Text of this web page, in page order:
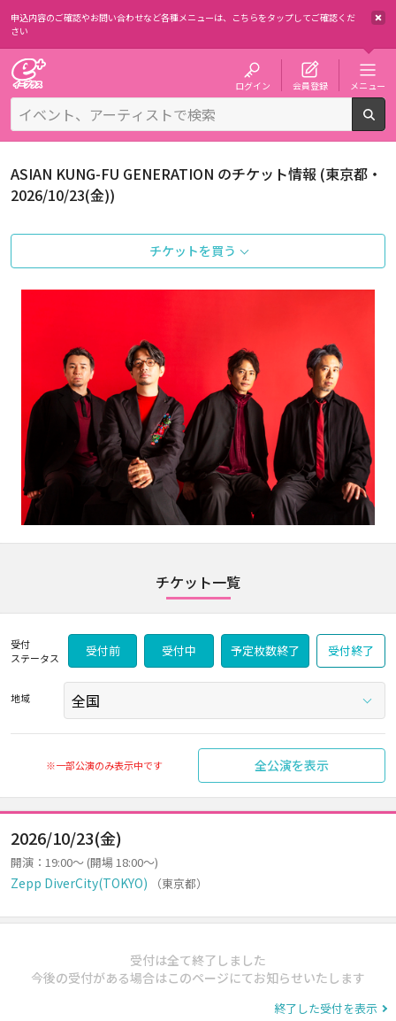
申込内容のご確認やお問い合わせなど各種メニューは、 こちらをタップしてご確認くだ
さい
ログイン 会員登録 メニュー
ASIAN KUNG-FU GENERATION のチケット情報 (東京都・
2026/10/23(金))
チケットを買う
チケット一覧
受付
ステータス
受付前 受付中 予定枚数終了 受付終了
地域
※一部公演のみ表示中です 全公演を表示
2026/10/23(金)
開演：19:00～ (開場 18:00～)
Zepp DiverCity(TOKYO) （東京都）
受付は全て終了しました
今後の受付がある場合はこのページにてお知らせいたします
終了した受付を表示